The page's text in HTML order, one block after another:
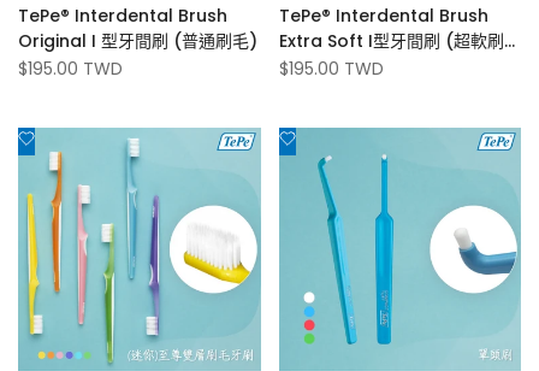
TePe® Interdental Brush
Original I 型牙間刷 (普通刷毛)
促
$195.00 TWD
TePe® Interdental Brush
Extra Soft I型牙間刷 (超軟刷
毛)
促
$195.00 TWD
添
加
心
願
清
單
添
單